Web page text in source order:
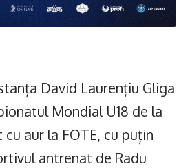
David Laurențiu Gliga
Mondial U18 de la
aur la FOTE, cu puțin
antrenat de Radu